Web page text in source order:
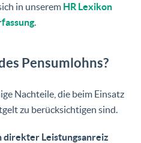
in unserem HR Lexikon
.
Pensumlohns?
Nachteile, die beim Einsatz
zu berücksichtigen sind.
direkter Leistungsanreiz